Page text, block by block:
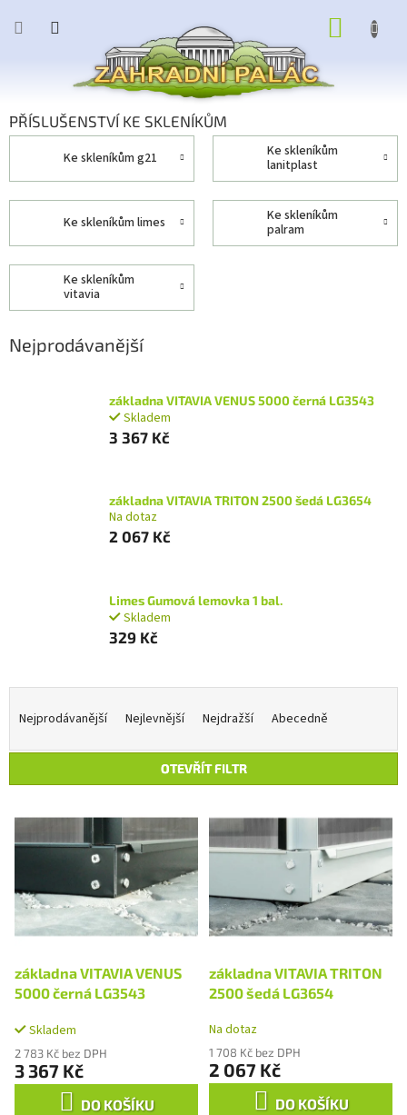
PŘÍSLUŠENSTVÍ KE SKLENÍKŮM
ke skleníkům g21
ke skleníkům
lanitplast
ke skleníkům limes
ke skleníkům
palram
ke skleníkům
vitavia
Nejprodávanější
základna VITAVIA VENUS 5000 černá LG3543
Skladem
3 367 Kč
základna VITAVIA TRITON 2500 šedá LG3654
Na dotaz
2 067 Kč
Limes Gumová lemovka 1 bal.
Skladem
329 Kč
e
p
r
u
k
t
Nejprodávanější Nejlevnější Nejdražší Abecedně
OTEVŘÍT FILTR
V
p
s
p
r
d
u
t
ů
základna VITAVIA VENUS
5000 černá LG3543
Skladem
2 783 Kč bez DPH
3 367 Kč
DO KOŠÍKU
základna VITAVIA TRITON
2500 šedá LG3654
Na dotaz
1 708 Kč bez DPH
2 067 Kč
DO KOŠÍKU